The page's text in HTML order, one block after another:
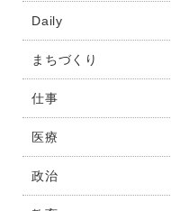
Daily
まちづくり
仕事
医療
政治